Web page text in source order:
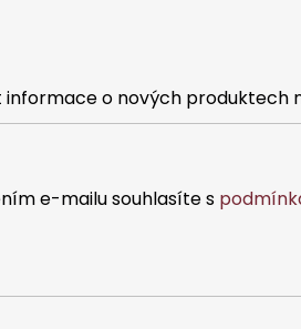
o nových produktech
e-mailu souhlasíte s